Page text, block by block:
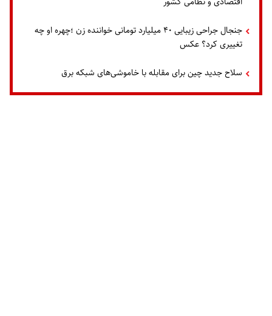
جنجال جراحی زیبایی ۴۰ میلیارد تومانی خواننده زن ؛چهره او چه
تغییری کرد؟ عکس
سلاح جدید چین برای مقابله با خاموشی‌های شبکه برق